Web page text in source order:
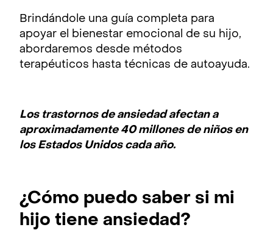
Brindándole una guía completa para
apoyar el bienestar emocional de su hijo,
abordaremos desde métodos
terapéuticos hasta técnicas de autoayuda.
Los trastornos de ansiedad afectan a
aproximadamente 40 millones de niños en
los Estados Unidos cada año.
¿Cómo puedo saber si mi
hijo tiene ansiedad?